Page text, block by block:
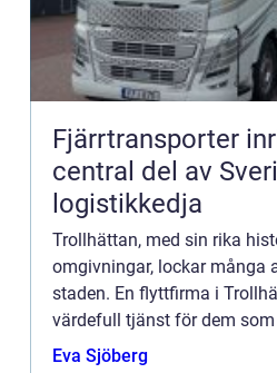
Fjärrtransporter
central del av
logistikkedja
Trollhättan, med sin rika
omgivningar, lockar många
staden. En flyttfirma i
värdefull tjänst för dem
flyttupp...
Eva Sjöberg